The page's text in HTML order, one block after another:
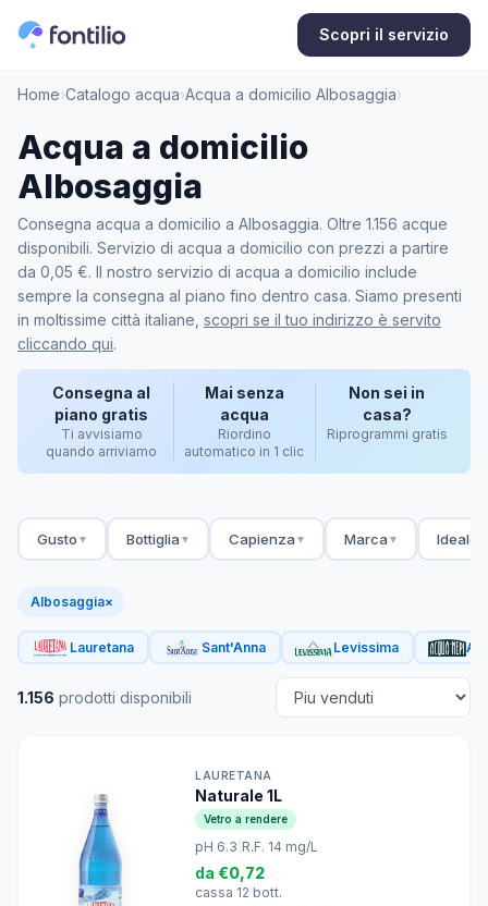
Scopri il servizio
Home›Catalogo acqua›Acqua a domicilio Albosaggia›
Acqua a domicilio
Albosaggia
Consegna acqua a domicilio a Albosaggia. Oltre 1.156 acque
disponibili. Servizio di acqua a domicilio con prezzi a partire
da 0,05 €. Il nostro servizio di acqua a domicilio include
sempre la consegna al piano fino dentro casa. Siamo presenti
in moltissime città italiane, scopri se il tuo indirizzo è servito
cliccando qui.
Consegna al
piano gratis
Ti avvisiamo
quando arriviamo
Mai senza
acqua
Riordino
automatico in 1 clic
Non sei in
casa?
Riprogrammi gratis
Gusto ▼ Bottiglia ▼ Capienza ▼ Marca ▼ Ideale
Albosaggia×
Lauretana Sant'Anna Levissima
1.156 prodotti disponibili
LAURETANA
Naturale 1L
Vetro a rendere
pH 6.3 R.F. 14 mg/L
da €0,72
cassa 12 bott.